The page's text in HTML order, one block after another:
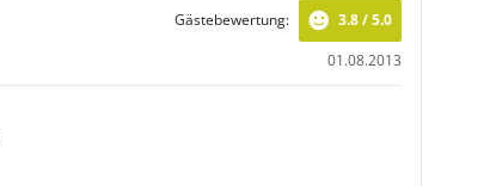
01.08.2013
Gästebewertung: 3.8 / 5.0